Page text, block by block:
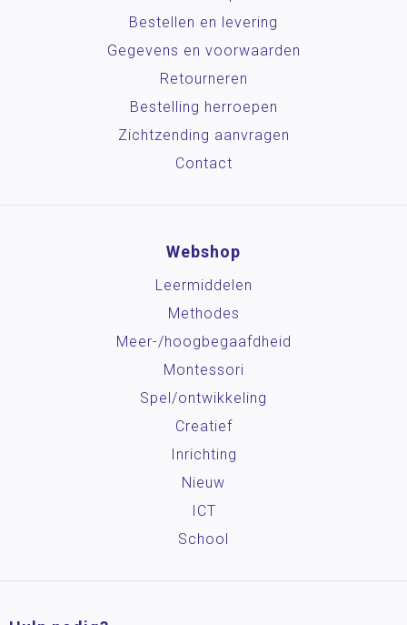
Bestellen en levering
Gegevens en voorwaarden
Retourneren
Bestelling herroepen
Zichtzending aanvragen
Contact
Webshop
Leermiddelen
Methodes
Meer-/hoog­begaafdheid
Montessori
Spel/ontwikkeling
Creatief
Inrichting
Nieuw
ICT
School